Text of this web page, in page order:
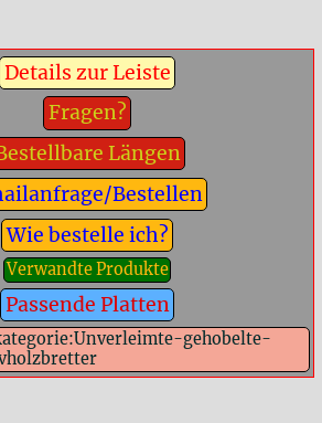
Details zur Leiste
Fragen?
Längen
Bestellen
Wie bestelle ich?
Verwandte Produkte
Passende Platten
gehobelte-